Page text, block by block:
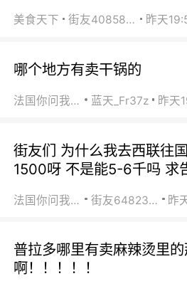
美食天下 街友40858442 昨天
哪个地方有卖干锅的
法国你问我答 蓝天_Fr37z 昨天
街友们 为什么我去西联往
1500呀 不是能5-6千吗 求
法国你问我答 街友64823891 昨
普拉多哪里有卖麻辣烫里
啊！！！！！